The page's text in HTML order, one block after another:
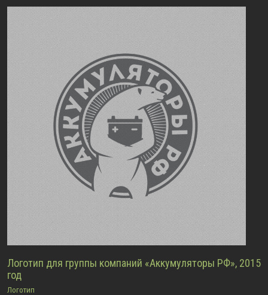
Логотип для группы компаний «Аккумуляторы РФ», 2015
год
Логотип